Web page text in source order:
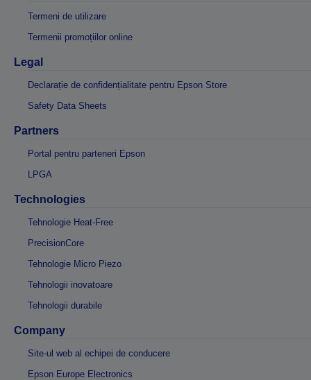
Termeni de utilizare
Termenii promoțiilor online
Legal
Declarație de confidențialitate pentru Epson Store
Safety Data Sheets
Partners
Portal pentru parteneri Epson
LPGA
Technologies
Tehnologie Heat-Free
PrecisionCore
Tehnologie Micro Piezo
Tehnologii inovatoare
Tehnologii durabile
Company
Site-ul web al echipei de conducere
Epson Europe Electronics